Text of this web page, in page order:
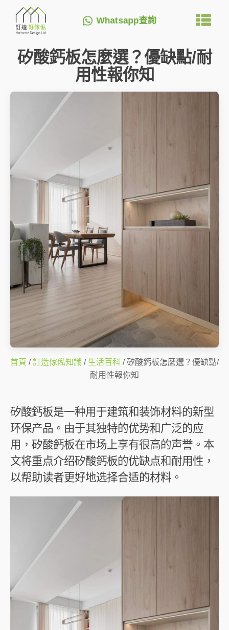
Whatsapp查詢
矽酸鈣板怎麼選？優缺點/耐
用性報你知
首頁 /訂造傢俬知識 / 生活百科 / 矽酸鈣板怎麼選？優缺點/
耐用性報你知
矽酸鈣板是一种用于建筑和装饰材料的新型
环保产品。由于其独特的优势和广泛的应
用，矽酸鈣板在市场上享有很高的声誉。本
文将重点介绍矽酸鈣板的优缺点和耐用性，
以帮助读者更好地选择合适的材料。